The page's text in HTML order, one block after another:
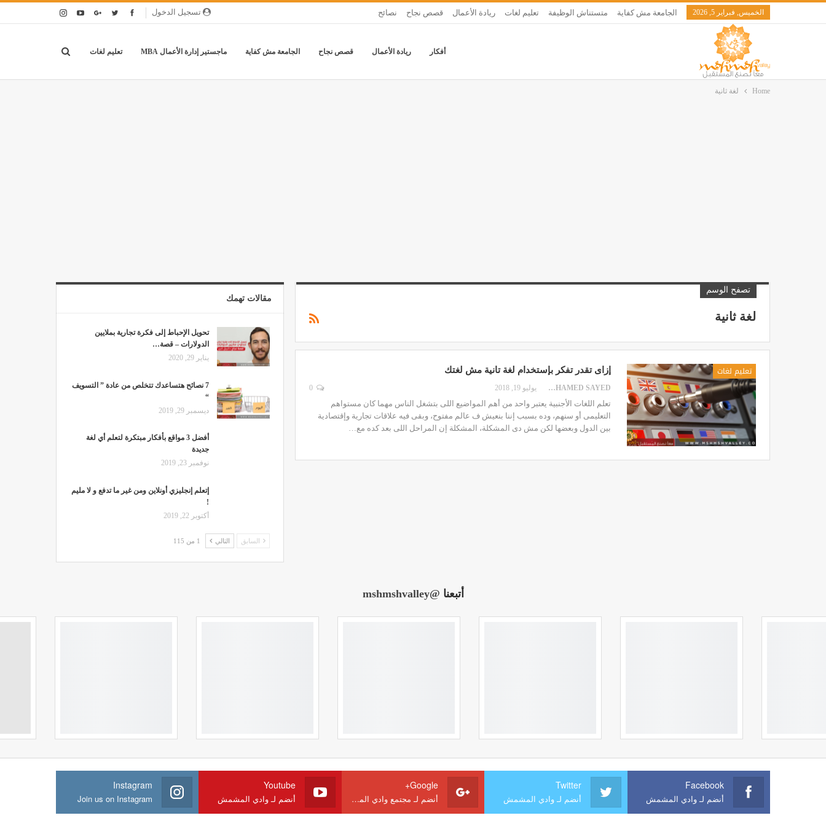
تسجيل الدخول الخميس, فبراير 5, 2026 الجامعة مش كفاية متستناش الوظيفة تعليم لغات ريادة الأعمال قصص نجاح نصائح
أفكار ريادة الأعمال قصص نجاح الجامعة مش كفاية ماجستير إدارة الأعمال MBA تعليم لغات
Home لغة ثانية
تصفح الوسم
لغة ثانية
تعليم لغات إزاى تقدر تفكر بإستخدام لغة تانية مش لغتك
MOHAMED SAYED يوليو 19, 2018
تعلم اللغات الأجنبية يعتبر واحد من أهم المواضيع اللى بتشغل الناس مهما كان مستواهم
التعليمى أو سنهم، وده بسبب إننا بنعيش ف عالم مفتوح، وبقى فيه علاقات تجارية وإقتصادية
بين الدول وبعضها لكن مش دى المشكلة، المشكلة إن المراحل اللى بعد كده مع…
مقالات تهمك
تحويل الإحباط إلى فكرة تجارية بملايين
الدولارات – قصة…
يناير 29, 2020
7 نصائح هتساعدك تتخلص من عادة ” التسويف
“
ديسمبر 29, 2019
أفضل 3 مواقع بأفكار مبتكرة لتعلم أي لغة
جديدة
نوفمبر 23, 2019
إتعلم إنجليزي أونلاين ومن غير ما تدفع و لا مليم
!
أكتوبر 22, 2019
السابق التالي 1 من 115
أتبعنا @mshmshvalley
Facebook
أنضم لـ وادي المشمش
Twitter
أنضم لـ وادي المشمش
Google+
أنضم لـ مجتمع وادي المشمش
Youtube
أنضم لـ وادي المشمش
Instagram
Join us on Instagram